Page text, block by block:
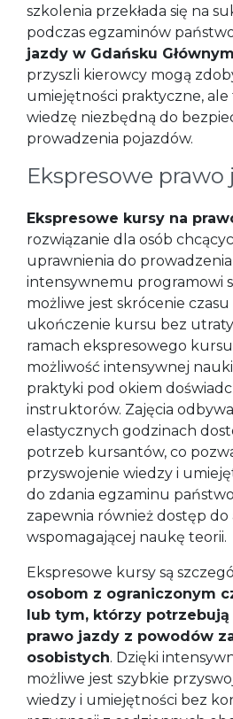
szkolenia przekłada się na
podczas egzaminów
jazdy w Gdańsku Głównym
przyszli kierowcy mogą
umiejętności praktyczne,
wiedzę niezbędną do
prowadzenia pojazdów.
Ekspresowe prawo
Ekspresowe kursy na
rozwiązanie dla osób
uprawnienia do
intensywnemu programowi
możliwe jest skrócenie
ukończenie kursu bez
ramach ekspresowego
możliwość intensywnej
praktyki pod okiem
instruktorów. Zajęcia
elastycznych godzinach
potrzeb kursantów, co
przyswojenie wiedzy i
do zdania egzaminu
zapewnia również dostęp do
wspomagającej naukę teorii.
Ekspresowe kursy są
osobom z ograniczonym
lub tym, którzy potrzebują
prawo jazdy z powodów
osobistych. Dzięki
możliwe jest szybkie
wiedzy i umiejętności bez